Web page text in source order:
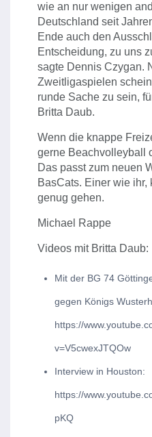
wie an nur wenigen
Deutschland seit
Ende auch den
Entscheidung, zu uns
sagte Dennis Czygan.
Zweitligaspielen
runde Sache zu sein,
Britta Daub.
Wenn die knappe
gerne Beachvolleyball
Das passt zum neuen
BasCats. Einer wie ihr,
genug gehen.
Michael Rappe
Videos mit Britta Daub:
Mit der BG 74
gegen Königs
https://
v=V5cwexJTQOw
Interview in Houston:
https://
pKQ